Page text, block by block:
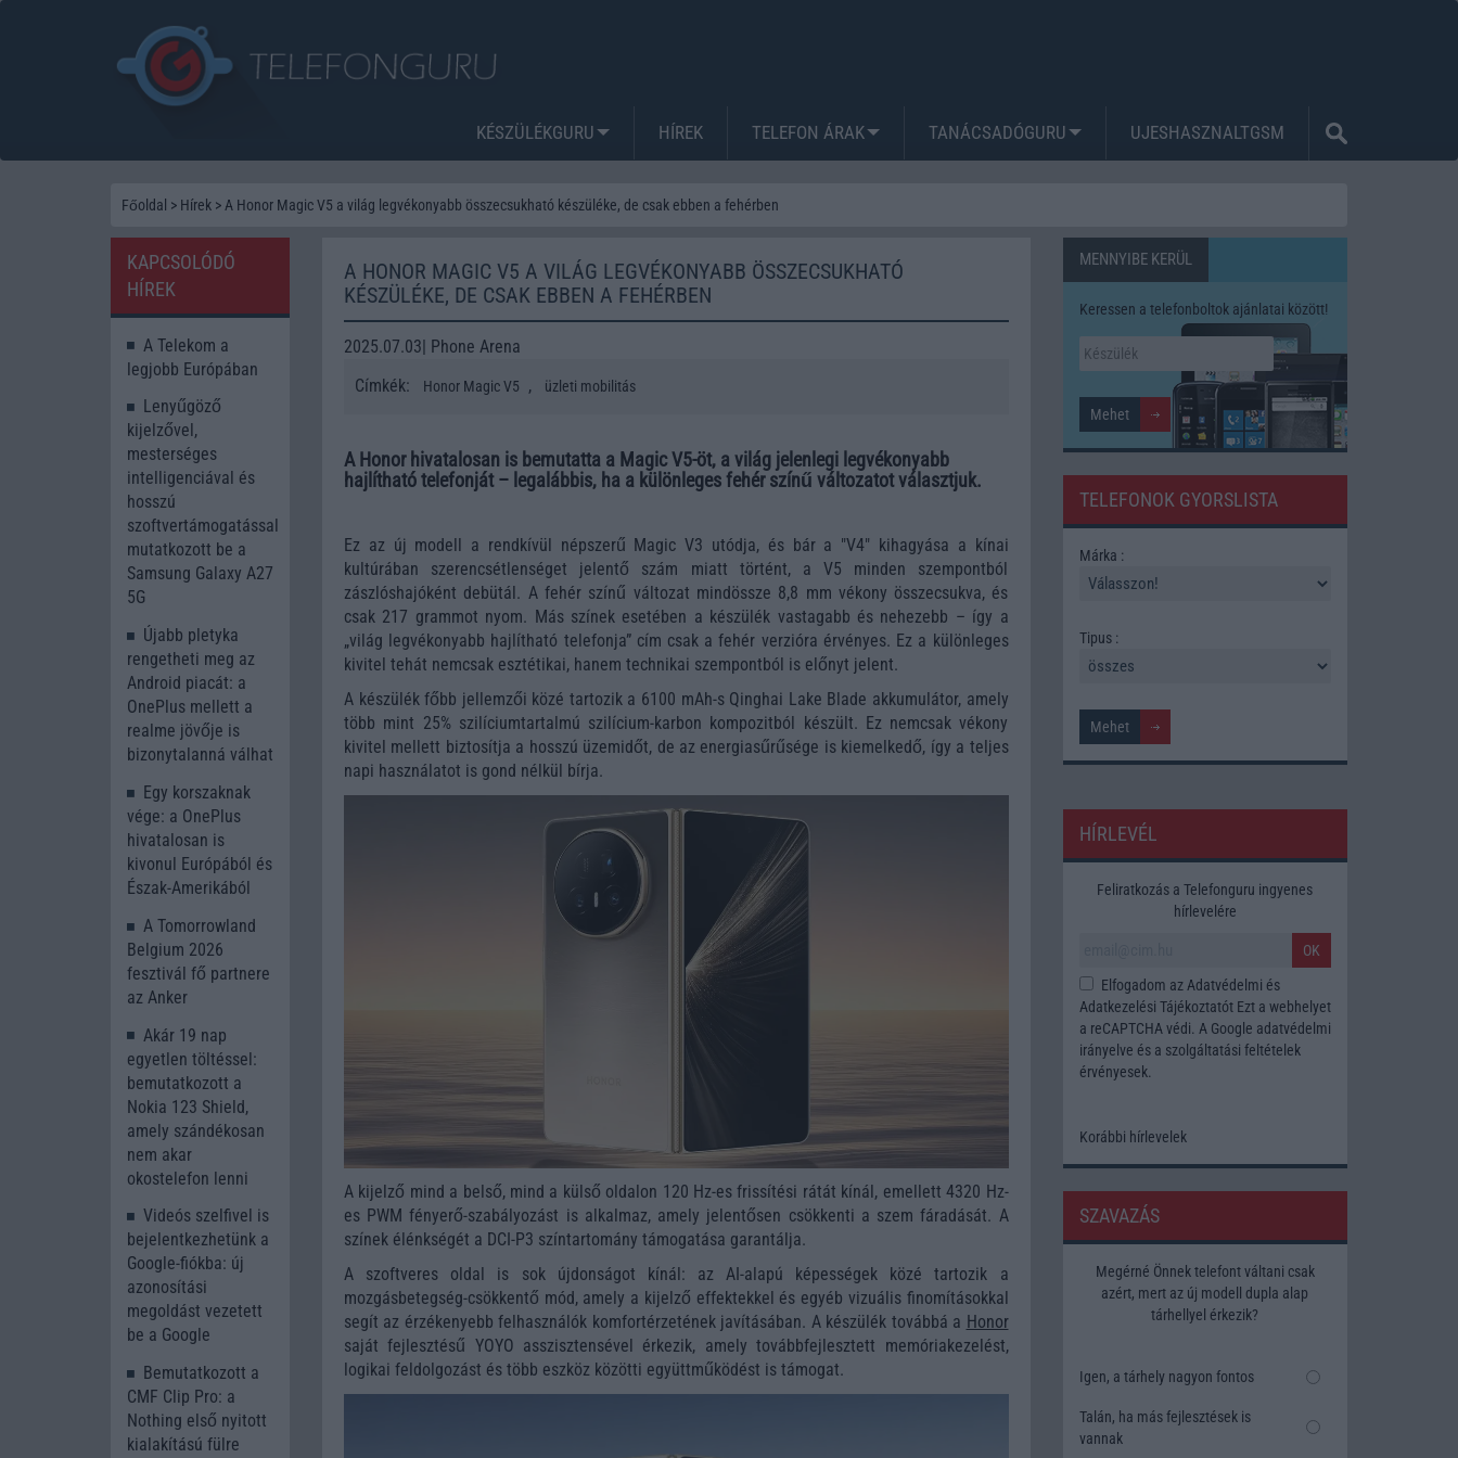
KÉSZÜLÉKGURU HÍREK TELEFON ÁRAK TANÁCSADÓGURU UJESHASZNALTGSM
Főoldal > Hírek > A Honor Magic V5 a világ legvékonyabb összecsukható készüléke, de csak ebben a fehérben
A HONOR MAGIC V5 A VILÁG LEGVÉKONYABB ÖSSZECSUKHATÓ
KÉSZÜLÉKE, DE CSAK EBBEN A FEHÉRBEN
2025.07.03| Phone Arena
Címkék:
Honor Magic V5 , üzleti mobilitás
A Honor hivatalosan is bemutatta a Magic V5-öt, a világ jelenlegi legvékonyabb
hajlítható telefonját – legalábbis, ha a különleges fehér színű változatot választjuk.
Ez az új modell a rendkívül népszerű Magic V3 utódja, és bár a "V4" kihagyása a kínai
kultúrában szerencsétlenséget jelentő szám miatt történt, a V5 minden szempontból
zászlóshajóként debütál. A fehér színű változat mindössze 8,8 mm vékony összecsukva, és
csak 217 grammot nyom. Más színek esetében a készülék vastagabb és nehezebb – így a
„világ legvékonyabb hajlítható telefonja” cím csak a fehér verzióra érvényes. Ez a különleges
kivitel tehát nemcsak esztétikai, hanem technikai szempontból is előnyt jelent.
A készülék főbb jellemzői közé tartozik a 6100 mAh-s Qinghai Lake Blade akkumulátor, amely
több mint 25% szilíciumtartalmú szilícium-karbon kompozitból készült. Ez nemcsak vékony
kivitel mellett biztosítja a hosszú üzemidőt, de az energiasűrűsége is kiemelkedő, így a teljes
napi használatot is gond nélkül bírja.
A kijelző mind a belső, mind a külső oldalon 120 Hz-es frissítési rátát kínál, emellett 4320 Hz-
es PWM fényerő-szabályozást is alkalmaz, amely jelentősen csökkenti a szem fáradását. A
színek élénkségét a DCI-P3 színtartomány támogatása garantálja.
A szoftveres oldal is sok újdonságot kínál: az AI-alapú képességek közé tartozik a
mozgásbetegség-csökkentő mód, amely a kijelző effektekkel és egyéb vizuális finomításokkal
segít az érzékenyebb felhasználók komfortérzetének javításában. A készülék továbbá a Honor
saját fejlesztésű YOYO asszisztensével érkezik, amely továbbfejlesztett memóriakezelést,
logikai feldolgozást és több eszköz közötti együttműködést is támogat.
KAPCSOLÓDÓ
HÍREK
A Telekom a
legjobb Európában
Lenyűgöző
kijelzővel,
mesterséges
intelligenciával és
hosszú
szoftvertámogatással
mutatkozott be a
Samsung Galaxy A27
5G
Újabb pletyka
rengetheti meg az
Android piacát: a
OnePlus mellett a
realme jövője is
bizonytalanná válhat
Egy korszaknak
vége: a OnePlus
hivatalosan is
kivonul Európából és
Észak-Amerikából
A Tomorrowland
Belgium 2026
fesztivál fő partnere
az Anker
Akár 19 nap
egyetlen töltéssel:
bemutatkozott a
Nokia 123 Shield,
amely szándékosan
nem akar
okostelefon lenni
Videós szelfivel is
bejelentkezhetünk a
Google-fiókba: új
azonosítási
megoldást vezetett
be a Google
Bemutatkozott a
CMF Clip Pro: a
Nothing első nyitott
kialakítású fülre
MENNYIBE KERÜL
Keressen a telefonboltok ajánlatai között!
TELEFONOK GYORSLISTA
Márka :
Tipus :
HÍRLEVÉL
Feliratkozás a Telefonguru ingyenes
hírlevelére
OK
Elfogadom az Adatvédelmi és
Adatkezelési TájékoztatótEzt a webhelyet
a reCAPTCHA védi. A Google adatvédelmi
irányelve és a szolgáltatási feltételek
érvényesek.
Korábbi hírlevelek
SZAVAZÁS
Megérné Önnek telefont váltani csak
azért, mert az új modell dupla alap
tárhellyel érkezik?
Igen, a tárhely nagyon fontos
Talán, ha más fejlesztések is
vannak